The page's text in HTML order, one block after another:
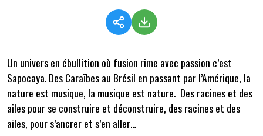
Un univers en ébullition où fusion rime avec passion c’est
Sapocaya. Des Caraïbes au Brésil en passant par l’Amérique, la
nature est musique, la musique est nature. Des racines et des
ailes pour se construire et déconstruire, des racines et des
ailes, pour s’ancrer et s’en aller…